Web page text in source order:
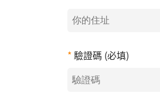
驗證碼 (必填)